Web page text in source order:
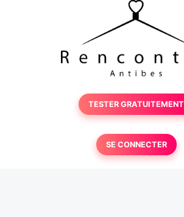
TESTER GRATUITEMENT
SE CONNECTER